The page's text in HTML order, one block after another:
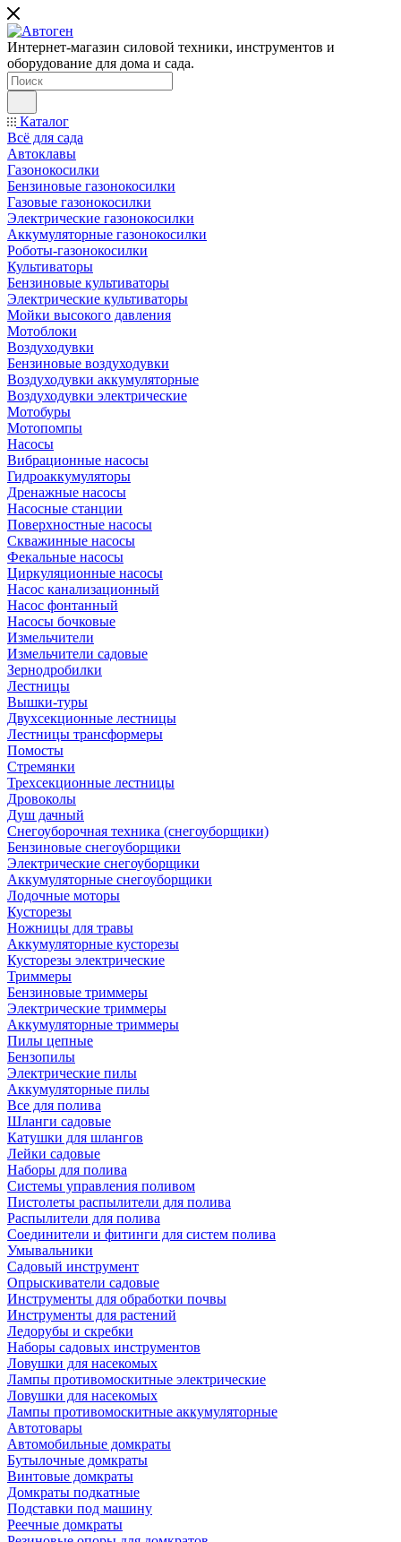
Интернет-магазин силовой техники, инструментов и
оборудование для дома и сада.
Каталог
Всё для сада
Автоклавы
Газонокосилки
Бензиновые газонокосилки
Газовые газонокосилки
Электрические газонокосилки
Аккумуляторные газонокосилки
Роботы-газонокосилки
Культиваторы
Бензиновые культиваторы
Электрические культиваторы
Мойки высокого давления
Мотоблоки
Воздуходувки
Бензиновые воздуходувки
Воздуходувки аккумуляторные
Воздуходувки электрические
Мотобуры
Мотопомпы
Насосы
Вибрационные насосы
Гидроаккумуляторы
Дренажные насосы
Насосные станции
Поверхностные насосы
Скважинные насосы
Фекальные насосы
Циркуляционные насосы
Насос канализационный
Насос фонтанный
Насосы бочковые
Измельчители
Измельчители садовые
Зернодробилки
Лестницы
Вышки-туры
Двухсекционные лестницы
Лестницы трансформеры
Помосты
Стремянки
Трехсекционные лестницы
Дровоколы
Душ дачный
Снегоуборочная техника (снегоуборщики)
Бензиновые снегоуборщики
Электрические снегоуборщики
Аккумуляторные снегоуборщики
Лодочные моторы
Кусторезы
Ножницы для травы
Аккумуляторные кусторезы
Кусторезы электрические
Триммеры
Бензиновые триммеры
Электрические триммеры
Аккумуляторные триммеры
Пилы цепные
Бензопилы
Электрические пилы
Аккумуляторные пилы
Все для полива
Шланги садовые
Катушки для шлангов
Лейки садовые
Наборы для полива
Системы управления поливом
Пистолеты распылители для полива
Распылители для полива
Соединители и фитинги для систем полива
Умывальники
Садовый инструмент
Опрыскиватели садовые
Инструменты для обработки почвы
Инструменты для растений
Ледорубы и скребки
Наборы садовых инструментов
Ловушки для насекомых
Лампы противомоскитные электрические
Ловушки для насекомых
Лампы противомоскитные аккумуляторные
Автотовары
Автомобильные домкраты
Бутылочные домкраты
Винтовые домкраты
Домкраты подкатные
Подставки под машину
Реечные домкраты